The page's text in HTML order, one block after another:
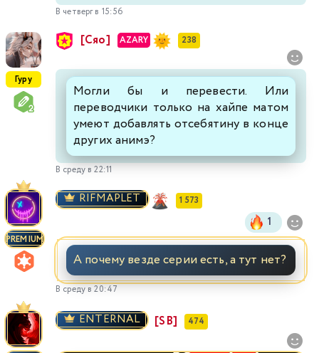
В четверг в 15:56
Гуру
[Сяо] AZARY 238
Могли бы и перевести. Или
переводчики только на хайпе матом
умеют добавлять отсебятину в конце
других анимэ?
В среду в 22:11
PREMIUM
RIFMAPLET 1 573
1
А почему везде серии есть, а тут нет?
В среду в 20:47
ENTERNAL [SB] 474